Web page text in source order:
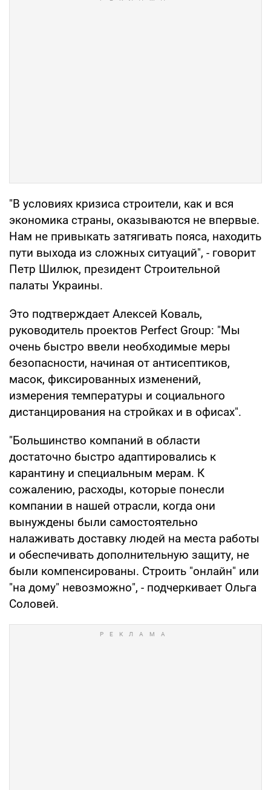
"В условиях кризиса строители, как и вся
экономика страны, оказываются не впервые.
Нам не привыкать затягивать пояса, находить
пути выхода из сложных ситуаций", - говорит
Петр Шилюк, президент Строительной
палаты Украины.
Это подтверждает Алексей Коваль,
руководитель проектов Perfect Group: "Мы
очень быстро ввели необходимые меры
безопасности, начиная от антисептиков,
масок, фиксированных изменений,
измерения температуры и социального
дистанцирования на стройках и в офисах".
"Большинство компаний в области
достаточно быстро адаптировались к
карантину и специальным мерам. К
сожалению, расходы, которые понесли
компании в нашей отрасли, когда они
вынуждены были самостоятельно
налаживать доставку людей на места работы
и обеспечивать дополнительную защиту, не
были компенсированы. Строить "онлайн" или
"на дому" невозможно", - подчеркивает Ольга
Соловей.